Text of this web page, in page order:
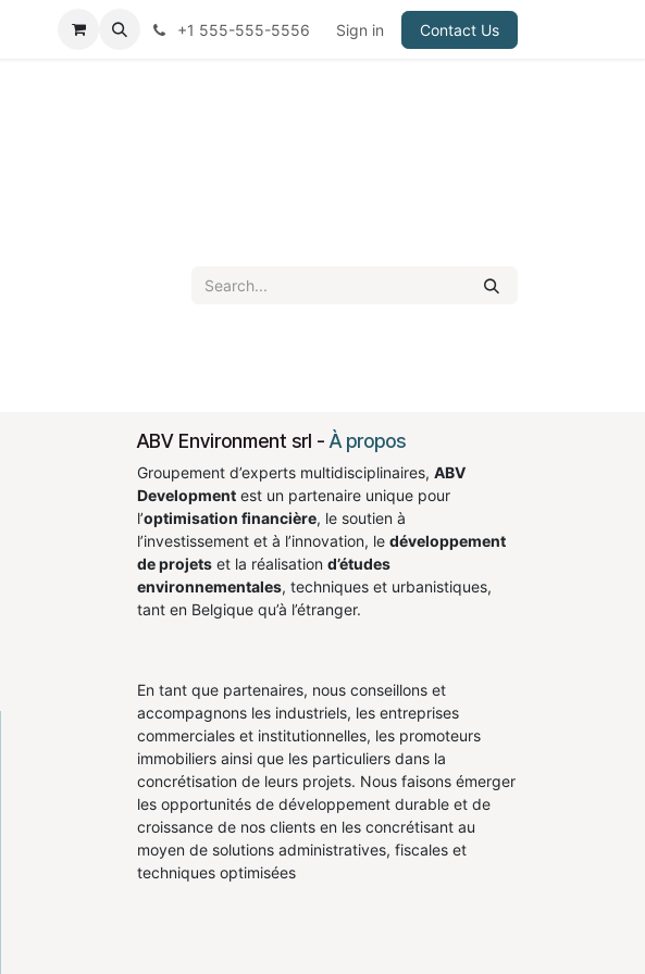
+1 555-555-5556 Sign in Contact Us
ABV Environment srl - À propos
Groupement d’experts multidisciplinaires, ABV
Development est un partenaire unique pour
l’optimisation financière, le soutien à
l’investissement et à l’innovation, le développement
de projets et la réalisation d’études
environnementales, techniques et urbanistiques,
tant en Belgique qu’à l’étranger.
En tant que partenaires, nous conseillons et
accompagnons les industriels, les entreprises
commerciales et institutionnelles, les promoteurs
immobiliers ainsi que les particuliers dans la
concrétisation de leurs projets. Nous faisons émerger
les opportunités de développement durable et de
croissance de nos clients en les concrétisant au
moyen de solutions administratives, fiscales et
techniques optimisées